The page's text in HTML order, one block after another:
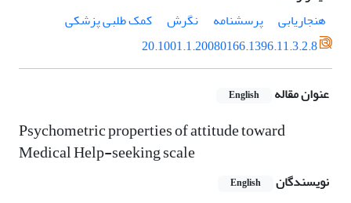
هنجاریابی
پرسشنامه نگرش
کمک طلبی پزشکی
20.1001.1.20080166.1396.11.3.2.8
عنوان مقاله English
Psychometric properties of attitude toward
Medical Help-seeking scale
نویسندگان English